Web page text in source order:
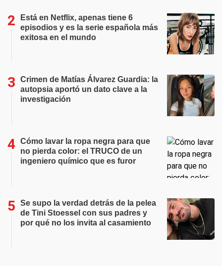
Está en Netflix, apenas tiene 6
episodios y es la serie española más
exitosa en el mundo
Crimen de Matías Álvarez Guardia: la
autopsia aportó un dato clave a la
investigación
Cómo lavar la ropa negra para que
no pierda color: el TRUCO de un
ingeniero químico que es furor
Se supo la verdad detrás de la pelea
de Tini Stoessel con sus padres y
por qué no los invita al casamiento